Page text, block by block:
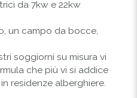
da 7kw e 22kw
un campo da bocce,
soggiorni su misura vi
che più vi si addice
residenze alberghiere.